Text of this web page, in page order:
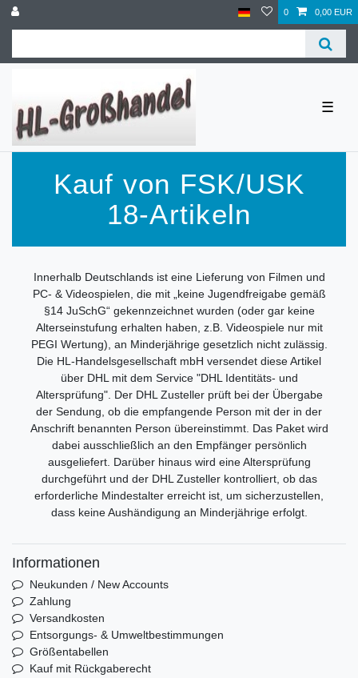
0 0,00 EUR
☰
Kauf von FSK/USK
18-Artikeln
Innerhalb Deutschlands ist eine Lieferung von Filmen und
PC- & Videospielen, die mit „keine Jugendfreigabe gemäß
§14 JuSchG“ gekennzeichnet wurden (oder gar keine
Alterseinstufung erhalten haben, z.B. Videospiele nur mit
PEGI Wertung), an Minderjährige gesetzlich nicht zulässig.
Die HL-Handelsgesellschaft mbH versendet diese Artikel
über DHL mit dem Service "DHL Identitäts- und
Altersprüfung". Der DHL Zusteller prüft bei der Übergabe
der Sendung, ob die empfangende Person mit der in der
Anschrift benannten Person übereinstimmt. Das Paket wird
dabei ausschließlich an den Empfänger persönlich
ausgeliefert. Darüber hinaus wird eine Altersprüfung
durchgeführt und der DHL Zusteller kontrolliert, ob das
erforderliche Mindestalter erreicht ist, um sicherzustellen,
dass keine Aushändigung an Minderjährige erfolgt.
Informationen
Neukunden / New Accounts
Zahlung
Versandkosten
Entsorgungs- & Umweltbestimmungen
Größentabellen
Kauf mit Rückgaberecht